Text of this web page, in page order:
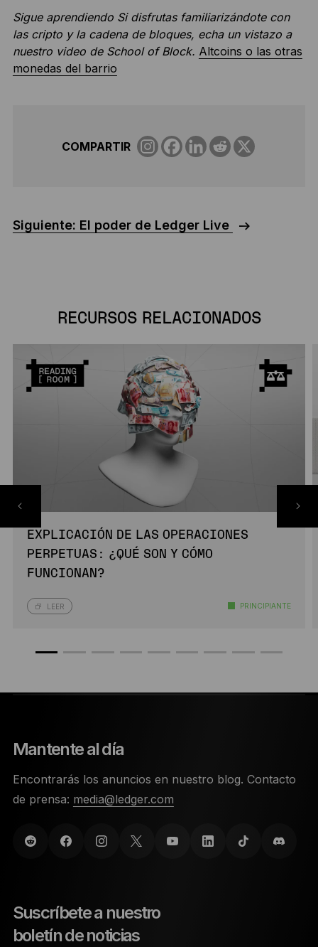
Sigue aprendiendo Si disfrutas familiarizándote con
las cripto y la cadena de bloques, echa un vistazo a
nuestro video de School of Block. Altcoins o las otras
monedas del barrio
COMPARTIR
Siguiente: El poder de Ledger Live
RECURSOS RELACIONADOS
EXPLICACIÓN DE LAS OPERACIONES
PERPETUAS: ¿QUÉ SON Y CÓMO
FUNCIONAN?
LEER PRINCIPIANTE
Mantente al día
Encontrarás los anuncios en nuestro blog. Contacto
de prensa: media@ledger.com
Suscríbete a nuestro
boletín de noticias